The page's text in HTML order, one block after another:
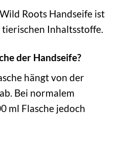
Roots Handseife ist
Inhaltsstoffe.
der Handseife?
hängt von der
Bei normalem
ml Flasche jedoch